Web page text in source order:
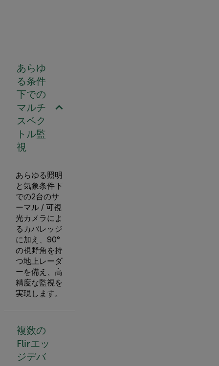
あらゆ
る条件
下での
マルチ
スペク
トル監
視
あらゆる照明
と気象条件下
での2台のサ
ーマル / 可視
光カメラによ
るカバレッジ
に加え、90°
の視野角を持
つ地上レーダ
ーを備え、高
精度な監視を
実現します。
複数の
Flirエッ
ジデバ